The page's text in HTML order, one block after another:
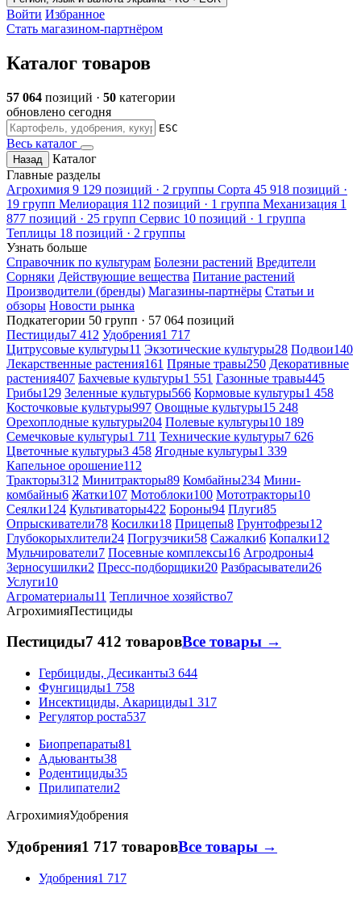
Войти Избранное
Стать магазином-партнёром
Каталог товаров
57 064 позиций · 50 категории
обновлено сегодня
ESC
Весь каталог
Назад
Каталог
Главные разделы
Агрохимия 9 129 позиций · 2 группы Сорта 45 918 позиций ·
19 групп Мелиорация 112 позиций · 1 группа Механизация 1
877 позиций · 25 групп Сервис 10 позиций · 1 группа
Теплицы 18 позиций · 2 группы
Узнать больше
Справочник по культурам Болезни растений Вредители
Сорняки Действующие вещества Питание растений
Производители (бренды) Магазины-партнёры Статьи и
обзоры Новости рынка
Подкатегории 50 групп · 57 064 позиций
Пестициды7 412 Удобрения1 717
Цитрусовые культуры11 Экзотические культуры28 Подвои140
Лекарственные растения161 Пряные травы250 Декоративные
растения407 Бахчевые культуры1 551 Газонные травы445
Грибы129 Зеленные культуры566 Кормовые культуры1 458
Косточковые культуры997 Овощные культуры15 248
Орехоплодные культуры204 Полевые культуры10 189
Семечковые культуры1 711 Технические культуры7 626
Цветочные культуры3 458 Ягодные культуры1 339
Капельное орошение112
Тракторы312 Минитракторы89 Комбайны234 Мини-
комбайны6 Жатки107 Мотоблоки100 Мототракторы10
Сеялки124 Культиваторы422 Бороны94 Плуги85
Опрыскиватели78 Косилки18 Прицепы8 Грунтофрезы12
Глубокорыхлители24 Погрузчики58 Сажалки6 Копалки12
Мульчирователи7 Посевные комплексы16 Агродроны4
Зерносушилки2 Пресс-подборщики20 Разбрасыватели26
Услуги10
Агроматериалы11 Тепличное хозяйство7
АгрохимияПестициды
Пестициды7 412 товаровВсе товары →
Гербициды, Десиканты3 644
Фунгициды1 758
Инсектициды, Акарициды1 317
Регулятор роста537
Биопрепараты81
Адьюванты38
Родентициды35
Прилипатели2
АгрохимияУдобрения
Удобрения1 717 товаровВсе товары →
Удобрения1 717